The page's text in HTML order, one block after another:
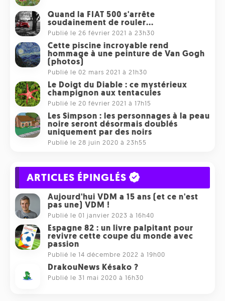
Quand la FIAT 500 s'arrête
soudainement de rouler...
Publié le 26 février 2021 à 23h30
Cette piscine incroyable rend
hommage à une peinture de Van Gogh
(photos)
Publié le 02 mars 2021 à 21h30
Le Doigt du Diable : ce mystérieux
champignon aux tentacules
Publié le 20 février 2021 à 17h15
Les Simpson : les personnages à la peau
noire seront désormais doublés
uniquement par des noirs
Publié le 28 juin 2020 à 23h55
ARTICLES ÉPINGLÉS
Aujourd'hui VDM a 15 ans (et ce n'est
pas une) VDM !
Publié le 01 janvier 2023 à 16h40
Espagne 82 : un livre palpitant pour
revivre cette coupe du monde avec
passion
Publié le 14 décembre 2022 à 19h00
DrakouNews Késako ?
Publié le 31 mai 2020 à 16h30